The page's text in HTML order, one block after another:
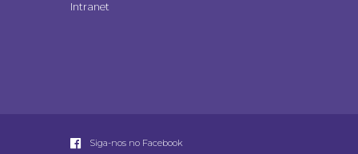
Intranet
Siga-nos no Facebook